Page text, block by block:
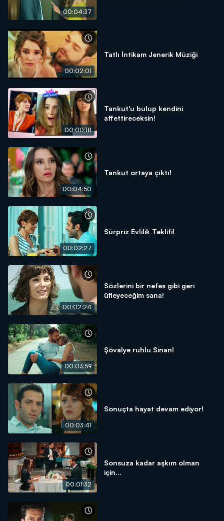
00:04:37
00:02:01
Tatlı İntikam Jenerik Müziği
00:00:18
Tankut'u bulup kendini
affettireceksin!
00:04:50
Tankut ortaya çıktı!
00:02:27
Sürpriz Evlilik Teklifi!
00:02:24
Sözlerini bir nefes gibi geri
üfleyeceğim sana!
00:03:59
Şövalye ruhlu Sinan!
00:03:41
Sonuçta hayat devam ediyor!
00:01:32
Sonsuza kadar aşkım olman
için...